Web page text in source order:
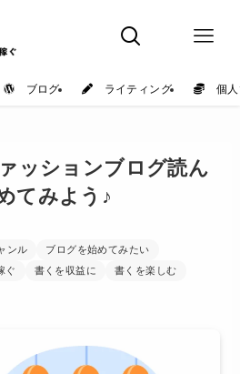
ブログ ライティング 個人
ッションブログ読ん
てみよう♪
ンル
ブログを始めてみたい
ぐ 書くを収益に 書くを楽しむ